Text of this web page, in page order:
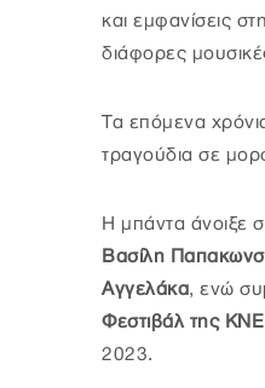
και εμφανίσεις
διάφορες
Τα επόμενα
τραγούδια σε
Η μπάντα άνοιξε
Βασίλη
Αγγελάκα, ενώ
Φεστιβάλ της ΚΝΕ
2023.